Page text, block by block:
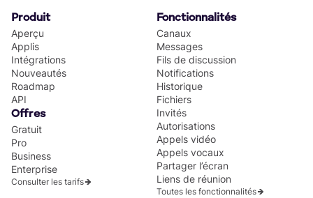
Produit
Aperçu
Applis
Intégrations
Nouveautés
Roadmap
API
Offres
Gratuit
Pro
Business
Enterprise
Consulter les tarifs
Fonctionnalités
Canaux
Messages
Fils de discussion
Notifications
Historique
Fichiers
Invités
Autorisations
Appels vidéo
Appels vocaux
Partager l’écran
Liens de réunion
Toutes les fonctionnalités